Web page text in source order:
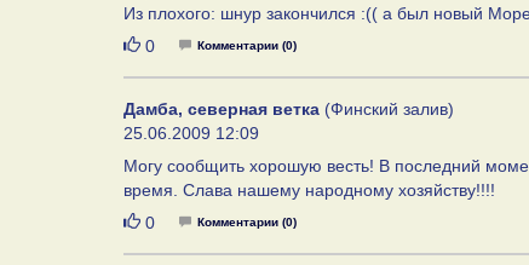
Из плохого: шнур закончился :(( а был новый
Нравится
0 Комментарии (0)
Дамба, северная ветка (Финский залив)
25.06.2009 12:09
Могу сообщить хорошую весть! В последний
время. Слава нашему народному хозяйству!!!!
Нравится
0 Комментарии (0)